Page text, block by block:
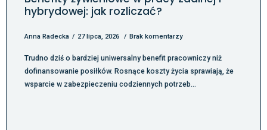
hybrydowej: jak rozliczać?
Anna Radecka 27 lipca, 2026 Brak komentarzy
Trudno dziś o bardziej uniwersalny benefit pracowniczy niż
dofinansowanie posiłków. Rosnące koszty życia sprawiają, że
wsparcie w zabezpieczeniu codziennych potrzeb…